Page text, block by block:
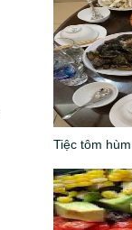
Tiệc tôm